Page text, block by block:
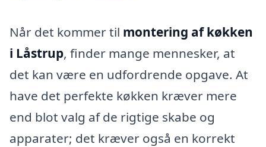
Når det kommer til montering af køkken
i Låstrup, finder mange mennesker, at
det kan være en udfordrende opgave. At
have det perfekte køkken kræver mere
end blot valg af de rigtige skabe og
apparater; det kræver også en korrekt